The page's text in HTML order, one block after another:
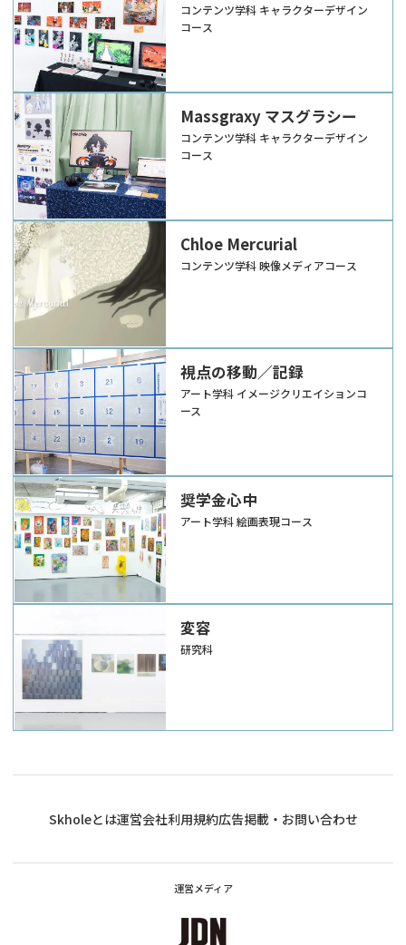
コンテンツ学科 キャラクターデザイン
コース
Massgraxy マスグラシー
コンテンツ学科 キャラクターデザイン
コース
Chloe Mercurial
コンテンツ学科 映像メディアコース
視点の移動／記録
アート学科 イメージクリエイションコ
ース
奨学金心中
アート学科 絵画表現コース
変容
研究科
Skholeとは運営会社利用規約広告掲載・お問い合わせ
運営メディア